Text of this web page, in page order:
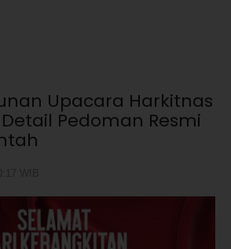
Upacara Harkitnas
Pedoman Resmi